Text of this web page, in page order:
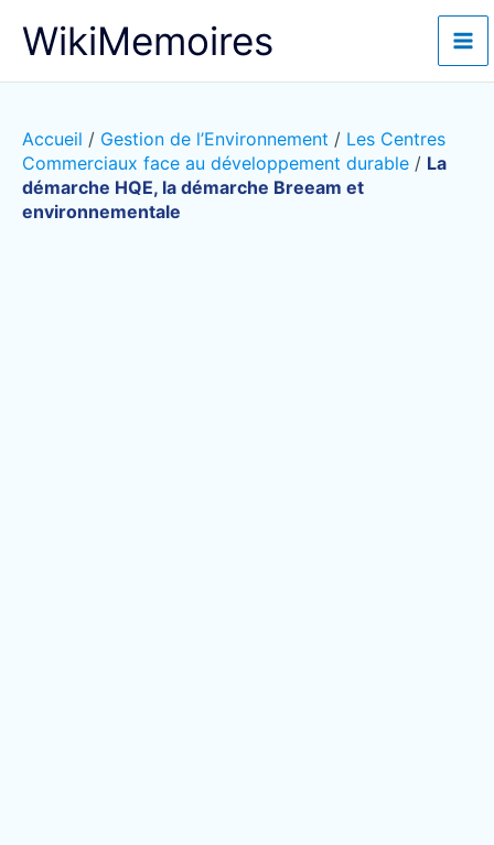
WikiMemoires
Accueil / Gestion de l’Environnement / Les Centres
Commerciaux face au développement durable / La
démarche HQE, la démarche Breeam et
environnementale